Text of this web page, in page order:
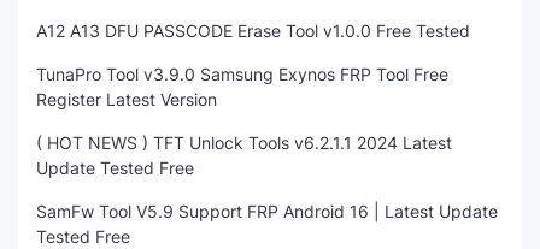
A12 A13 DFU PASSCODE Erase Tool v1.0.0 Free Tested
TunaPro Tool v3.9.0 Samsung Exynos FRP Tool Free
Register Latest Version
( HOT NEWS ) TFT Unlock Tools v6.2.1.1 2024 Latest
Update Tested Free
SamFw Tool V5.9 Support FRP Android 16 | Latest Update
Tested Free